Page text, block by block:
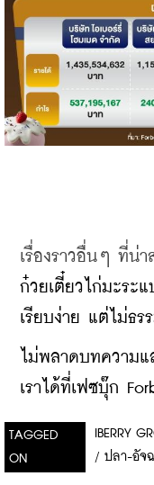
เรื่องราวอื่นๆ ที่น่า
ก๋วยเตี๋ยวไก่มะระ
เรียบง่าย แต่ไม่ธร
ไม่พลาดบทความแ
เราได้ที่เฟซบุ๊ก
TAGGED
ON
IBERRY
/ ปลา-อัจ